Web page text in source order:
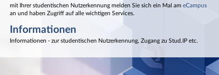
mit Ihrer studentischen Nutzerkennung melden Sie sich ein Mal am eCampus
an und haben Zugriff auf alle wichtigen Services.
Informationen
Informationen - zur studentischen Nutzerkennung, Zugang zu Stud.IP etc.